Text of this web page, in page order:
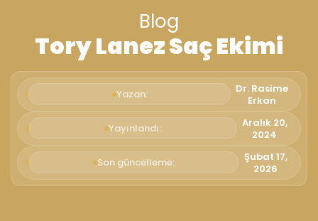
Blog
Tory Lanez Saç Ekimi
Yazan:
Dr. Rasime
Erkan
Yayınlandı:
Aralık 20,
2024
Son güncelleme:
Şubat 17,
2026